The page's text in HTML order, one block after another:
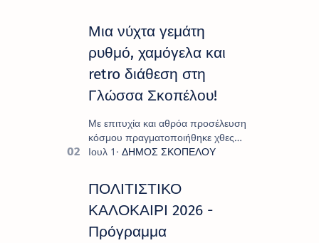
Μια νύχτα γεμάτη
ρυθμό, χαμόγελα και
retro διάθεση στη
Γλώσσα Σκοπέλου!
Με επιτυχία και αθρόα προσέλευση
κόσμου πραγματοποιήθηκε χθες
Σάββατο 8 Αυγούστου το
ΠΟΛΙΤΙΣΤΙΚΟ
ΚΑΛΟΚΑΙΡΙ 2026 -
Πρόγραμμα